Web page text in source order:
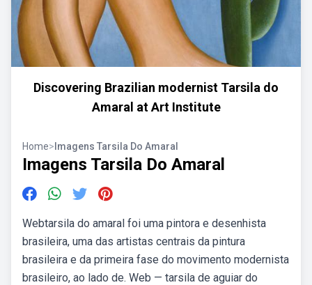
Discovering Brazilian modernist Tarsila do
Amaral at Art Institute
Home> Imagens Tarsila Do Amaral
Imagens Tarsila Do Amaral
Webtarsila do amaral foi uma pintora e desenhista
brasileira, uma das artistas centrais da pintura
brasileira e da primeira fase do movimento modernista
brasileiro, ao lado de. Web — tarsila de aguiar do